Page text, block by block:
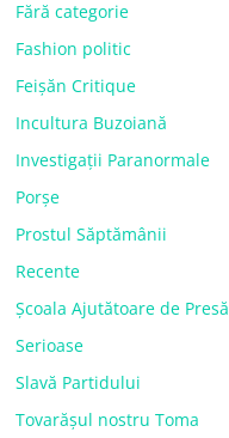
Fără categorie
Fashion politic
Feișăn Critique
Incultura Buzoiană
Investigații Paranormale
Porșe
Prostul Săptămânii
Recente
Școala Ajutătoare de Presă
Serioase
Slavă Partidului
Tovarășul nostru Toma